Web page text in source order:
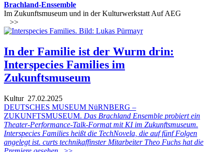
Brachland-Enssemble
Im Zukunftsmuseum und in der Kulturwerkstatt Auf AEG
>>
In der Familie ist der Wurm drin:
Interspecies Families im
Zukunftsmuseum
Kultur27.02.2025
DEUTSCHES MUSEUM NüRNBERG –
ZUKUNFTSMUSEUM. Das Brachland Ensemble probiert ein
Theater-Performance-Talk-Format mit KI im Zukunftsmuseum.
Interspecies Families heißt die TechNovela, die auf fünf Folgen
angelegt ist. curts technikaffinster Mitarbeiter Theo Fuchs hat die